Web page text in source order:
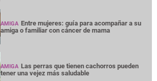
AMIGA Entre mujeres: guía para acompañar a su
amiga o familiar con cáncer de mama
AMIGA Las perras que tienen cachorros pueden
tener una vejez más saludable